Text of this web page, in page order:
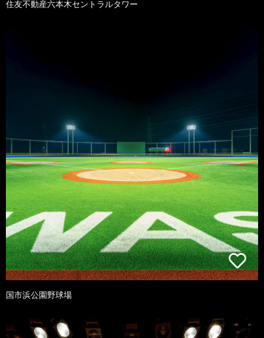
住友不動産六本木セントラルタワー
国市浜公園野球場